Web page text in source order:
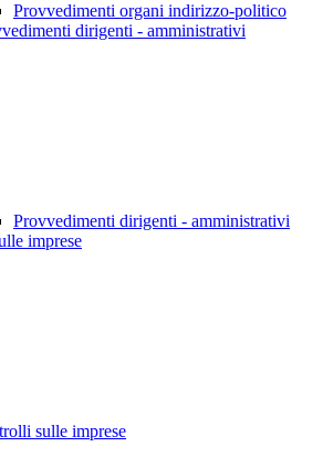
Provvedimenti organi indirizzo-politico
dirigenti - amministrativi
Provvedimenti dirigenti - amministrativi
imprese
sulle imprese